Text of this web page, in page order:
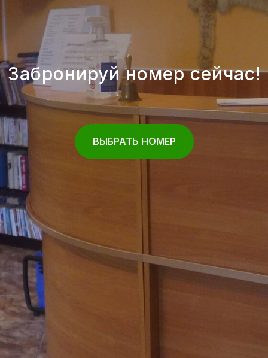
Забронируй номер сейчас!
ВЫБРАТЬ НОМЕР